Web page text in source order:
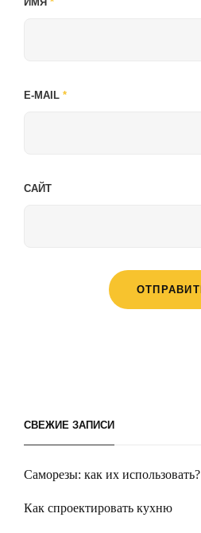
E-MAIL *
САЙТ
СВЕЖИЕ ЗАПИСИ
Саморезы: как их использовать?
Как спроектировать кухню